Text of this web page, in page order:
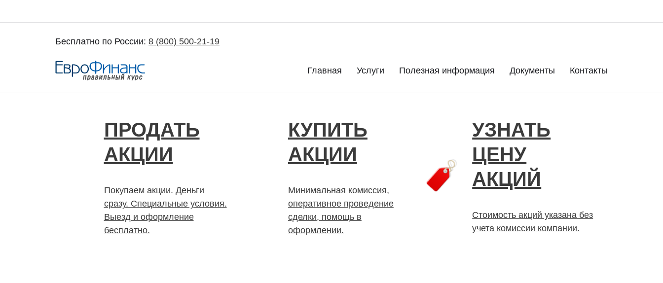
Бесплатно по России: 8 (800) 500-21-19
Покупка и продажа ценных бумаг акций. Дорого. Срочно. БыстроГлавная Услуги Полезная информация Документы Контакты
ПРОДАТЬ
АКЦИИ
Покупаем акции. Деньги
сразу. Специальные условия.
Выезд и оформление
бесплатно.
КУПИТЬ
АКЦИИ
Минимальная комиссия,
оперативное проведение
сделки, помощь в
оформлении.
УЗНАТЬ
ЦЕНУ
АКЦИЙ
Стоимость акций указана без
учета комиссии компании.